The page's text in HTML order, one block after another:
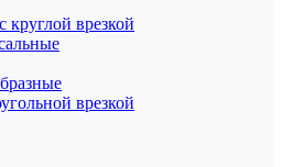
врезкой
врезкой